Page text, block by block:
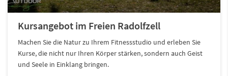
Kursangebot im Freien Radolfzell
Machen Sie die Natur zu Ihrem Fitnessstudio und erleben Sie
Kurse, die nicht nur Ihren Körper stärken, sondern auch Geist
und Seele in Einklang bringen.